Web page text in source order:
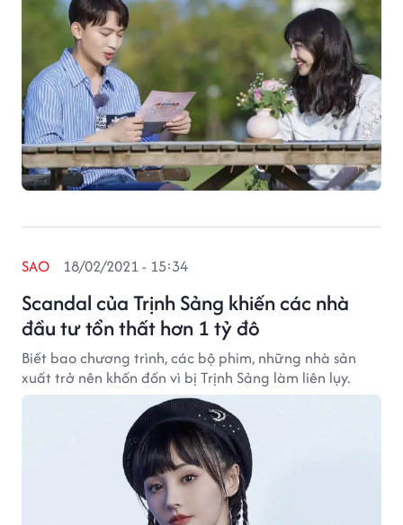
Scandal của Trịnh Sảng khiến các nhà
đầu tư tổn thất hơn 1 tỷ đô
SAO 18/02/2021 - 15:34
Biết bao chương trình, các bộ phim, những nhà sản
xuất trở nên khốn đốn vì bị Trịnh Sảng làm liên lụy.